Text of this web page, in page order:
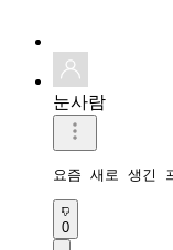
눈사람
요즘 새로 생긴
0